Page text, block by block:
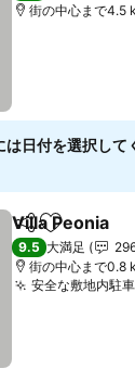
街の中心まで4.5
は日付を選択して
シェアお気に入り
Villa Peonia
9.5 大満足
街の中心まで0.8
安全な敷地内駐